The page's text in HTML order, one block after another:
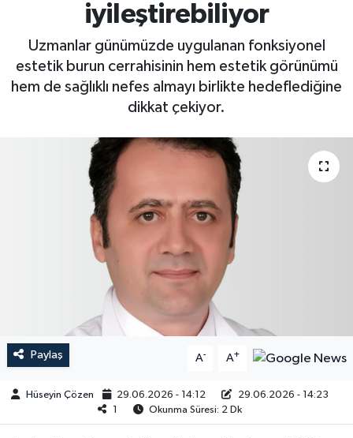
iyileştirebiliyor
Uzmanlar günümüzde uygulanan fonksiyonel
estetik burun cerrahisinin hem estetik görünümü
hem de sağlıklı nefes almayı birlikte hedeflediğine
dikkat çekiyor.
Paylaş A- A+
Hüseyin Çözen 29.06.2026 - 14:12
29.06.2026 - 14:23
1
Okunma Süresi: 2 Dk